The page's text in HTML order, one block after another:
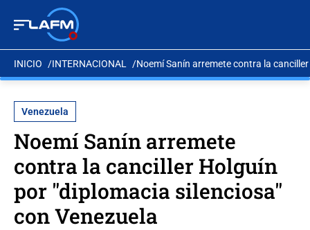
INICIO INTERNACIONAL Noemí Sanín arremete contra la
Venezuela
Noemí Sanín arremete
contra la canciller Holguín
por "diplomacia silenciosa"
con Venezuela